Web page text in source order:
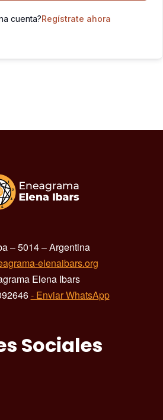
cuenta?Regístrate ahora
– 5014 – Argentina
elenaibars.org
Elena Ibars
- Enviar WhatsApp
Sociales